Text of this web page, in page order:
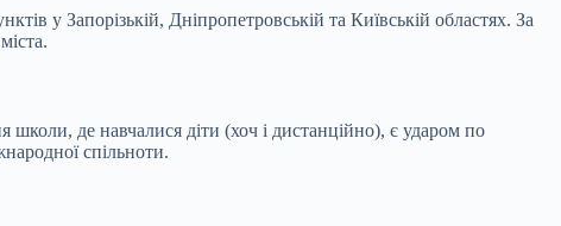
у Запорізькій, Дніпропетровській та Київській областях. За
школи, де навчалися діти (хоч і дистанційно), є ударом по
спільноти.